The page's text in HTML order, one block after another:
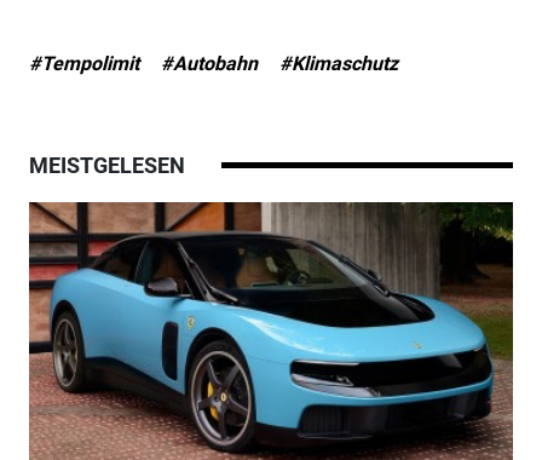
#Tempolimit #Autobahn #Klimaschutz
MEISTGELESEN